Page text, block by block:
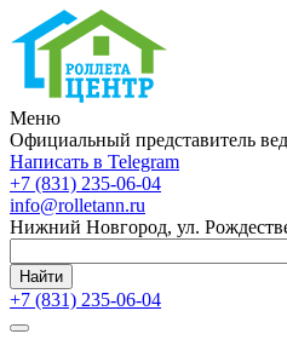
Меню
Официальный представитель
Написать в Telegram
+7 (831) 235-06-04
info@rolletann.ru
Нижний Новгород, ул.
Найти
+7 (831) 235-06-04